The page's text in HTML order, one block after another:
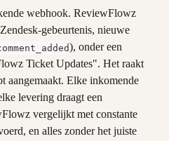
webhook. ReviewFlowz
gebeurtenis, nieuwe
), onder een
Ticket Updates". Het raakt
aangemaakt. Elke inkomende
levering draagt een
vergelijkt met constante
en alles zonder het juiste